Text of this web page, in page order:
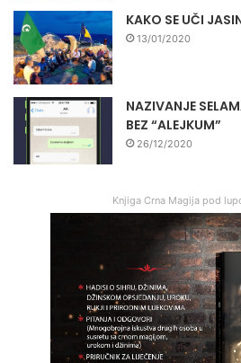
KAKO SE UČI
13/01/2020
NAZIVANJE
BEZ “ALEJKUM”
26/12/2020
Knjiga Crna Magija pod